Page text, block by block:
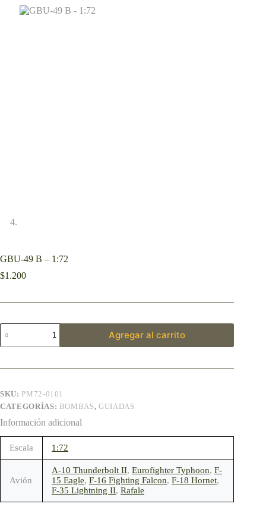
GBU-49 B – 1:72
$1.200
Agregar al carrito
SKU: PM72-0101
CATEGORÍAS: BOMBAS,GUIADAS
Información adicional
Escala 1:72
Avión
A-10 Thunderbolt II, Eurofighter Typhoon, F-
15 Eagle, F-16 Fighting Falcon, F-18 Hornet,
F-35 Lightning II, Rafale